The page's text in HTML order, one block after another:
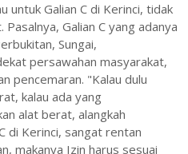
untuk Galian C di Kerinci, tidak
Galian C yang adanya
Sungai,
persawahan masyarakat,
pencemaran. "Kalau dulu
kalau ada yang
alat berat, alangkah
di Kerinci, sangat rentan
makanya Izin harus sesuai